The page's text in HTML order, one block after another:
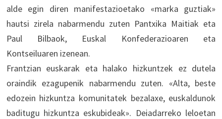
alde egin diren manifestazioetako «marka guztiak»
hautsi zirela nabarmendu zuten Pantxika Maitiak eta
Paul Bilbaok, Euskal Konfederazioaren eta
Kontseiluaren izenean.
Frantzian euskarak eta halako hizkuntzek ez dutela
oraindik ezagupenik nabarmendu zuten. «Alta, beste
edozein hizkuntza komunitatek bezalaxe, euskaldunok
baditugu hizkuntza eskubideak». Deiadarreko leloetan